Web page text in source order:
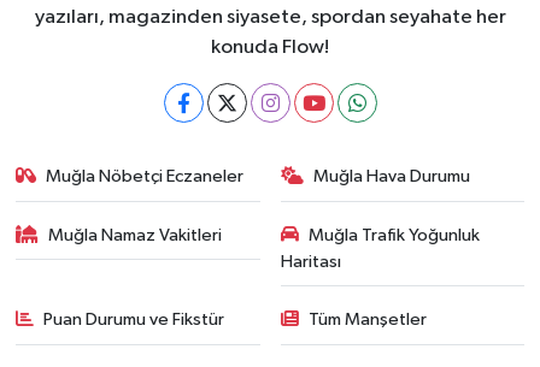
yazıları, magazinden siyasete, spordan seyahate her
konuda Flow!
Muğla Nöbetçi Eczaneler Muğla Hava Durumu
Muğla Namaz Vakitleri
Muğla Trafik Yoğunluk
Haritası
Puan Durumu ve Fikstür Tüm Manşetler